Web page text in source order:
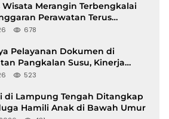
Wisata Merangin Terbengkalai
Perawatan Terus
678
Pelayanan Dokumen di
Pangkalan Susu, Kinerja
Langkat Disorot
523
di Lampung Tengah Ditangkap
Hamili Anak di Bawah Umur